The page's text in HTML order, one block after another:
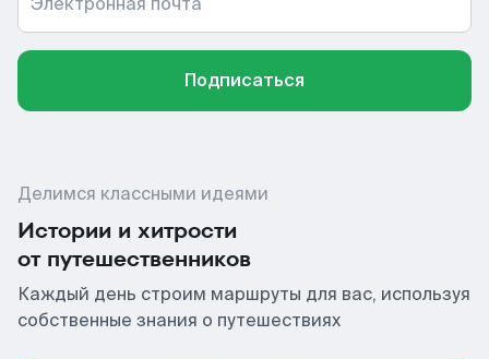
Подписаться
Делимся классными идеями
Истории и хитрости
от путешественников
Каждый день строим маршруты для вас, используя
собственные знания о путешествиях